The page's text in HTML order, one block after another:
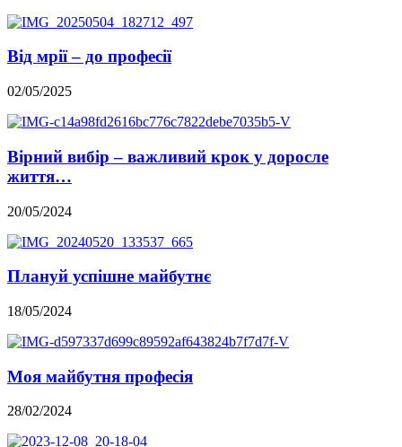
Від мрії – до професії
02/05/2025
Вірний вибір – важливий крок у доросле
життя…
20/05/2024
Плануй успішне майбутнє
18/05/2024
Моя майбутня професія
28/02/2024